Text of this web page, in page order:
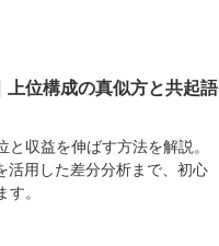
位構成の真似方と共起語
収益を伸ばす方法を解説。
活用した差分分析まで、初心
。